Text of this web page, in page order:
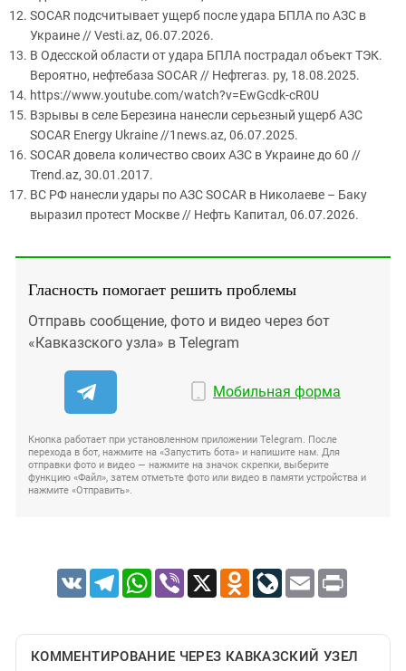
SOCAR подсчитывает ущерб после удара БПЛА по АЗС в
Украине // Vesti.az, 06.07.2026.
В Одесской области от удара БПЛА пострадал объект ТЭК.
Вероятно, нефтебаза SOCAR // Нефтегаз. ру, 18.08.2025.
https://www.youtube.com/watch?v=EwGcdk-cR0U
Взрывы в селе Березина нанесли серьезный ущерб АЗС
SOCAR Energy Ukraine //1news.az, 06.07.2025.
SOCAR довела количество своих АЗС в Украине до 60 //
Trend.az, 30.01.2017.
ВС РФ нанесли удары по АЗС SOCAR в Николаеве – Баку
выразил протест Москве // Нефть Капитал, 06.07.2026.
Гласность помогает решить проблемы
Отправь сообщение, фото и видео через бот
«Кавказского узла» в Telegram
Мобильная форма
Кнопка работает при установленном приложении Telegram. После
перехода в бот, нажмите на «Запустить бота» и напишите нам. Для
отправки фото и видео — нажмите на значок скрепки, выберите
функцию «Файл», затем отметьте фото или видео в памяти устройства и
нажмите «Отправить».
VK TelegramWhatsApp
Viber X Odnoklassniki
LiveJournal
Email Print
КОММЕНТИРОВАНИЕ ЧЕРЕЗ КАВКАЗСКИЙ УЗЕЛ